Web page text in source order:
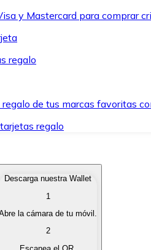
y Mastercard para comprar
regalo
de tus marcas favoritas
regalo
con diferentes métodos
de forma rápida y segura.
Descarga nuestra Wallet
1
la cámara de tu móvil.
2